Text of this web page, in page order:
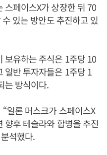
스페이스X가 상장한 뒤 70
있는 방안도 추진하고 있
보유하는 주식은 1주당 10
일반 투자자들은 1주당 1
는 방식이다.
일론 머스크가 스페이스X
향후 테슬라와 합병을 추진
석했다.